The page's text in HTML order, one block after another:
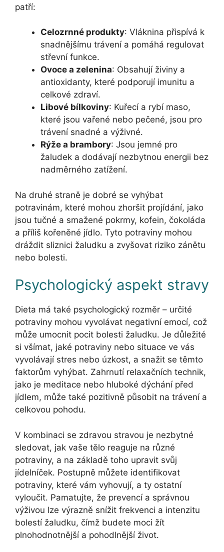
patří:
Celozrnné produkty: Vláknina přispívá k
snadnějšímu trávení a pomáhá regulovat
střevní funkce.
Ovoce a zelenina: Obsahují živiny a
antioxidanty, které podporují imunitu a
celkové zdraví.
Libové bílkoviny: Kuřecí a rybí maso,
které jsou vařené nebo pečené, jsou pro
trávení snadné a výživné.
Rýže a brambory: Jsou jemné pro
žaludek a dodávají nezbytnou energii bez
nadměrného zatížení.
Na druhé straně je dobré se vyhýbat
potravinám, které mohou zhoršit projídání, jako
jsou tučné a smažené pokrmy, kofein, čokoláda
a příliš kořeněné jídlo. Tyto potraviny mohou
dráždit sliznici žaludku a zvyšovat riziko zánětu
nebo bolesti.
Psychologický aspekt stravy
Dieta má také psychologický rozměr – určité
potraviny mohou vyvolávat negativní emocí, což
může umocnit pocit bolesti žaludku. Je důležité
si všímat, jaké potraviny nebo situace ve vás
vyvolávají stres nebo úzkost, a snažit se těmto
faktorům vyhýbat. Zahrnutí relaxačních technik,
jako je meditace nebo hluboké dýchání před
jídlem, může také pozitivně působit na trávení a
celkovou pohodu.
V kombinaci se zdravou stravou je nezbytné
sledovat, jak vaše tělo reaguje na různé
potraviny, a na základě toho upravit svůj
jídelníček. Postupně můžete identifikovat
potraviny, které vám vyhovují, a ty ostatní
vyloučit. Pamatujte, že prevencí a správnou
výživou lze výrazně snížit frekvenci a intenzitu
bolestí žaludku, čímž budete moci žít
plnohodnotnější a pohodlnější život.